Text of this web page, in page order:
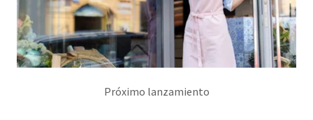
‌‌Próximo lanzamiento